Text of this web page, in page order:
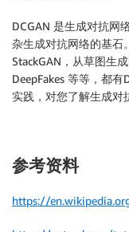
DCGAN 是生成对抗网
杂生成对抗网络的基石
StackGAN，从草图生
DeepFakes 等等，都
实践，对您了解生成对
参考资料
https://